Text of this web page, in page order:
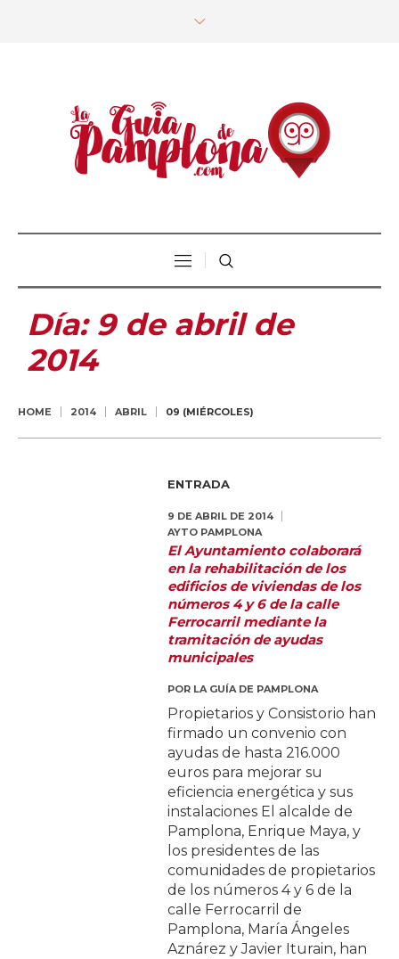
Día: 9 de abril de
2014
HOME 2014 ABRIL 09 (MIÉRCOLES)
ENTRADA
9 DE ABRIL DE 2014
AYTO PAMPLONA
El Ayuntamiento colaborará
en la rehabilitación de los
edificios de viviendas de los
números 4 y 6 de la calle
Ferrocarril mediante la
tramitación de ayudas
municipales
POR LA GUÍA DE PAMPLONA
Propietarios y Consistorio han
firmado un convenio con
ayudas de hasta 216.000
euros para mejorar su
eficiencia energética y sus
instalaciones El alcalde de
Pamplona, Enrique Maya, y
los presidentes de las
comunidades de propietarios
de los números 4 y 6 de la
calle Ferrocarril de
Pamplona, María Ángeles
Aznárez y Javier Iturain, han